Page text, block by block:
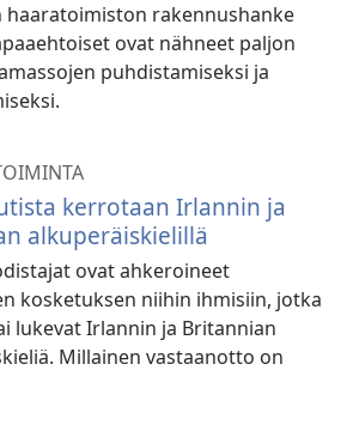
haaratoimiston rakennushanke
ovat nähneet paljon
puhdistamiseksi ja
kerrotaan Irlannin ja
alkuperäiskielillä
ovat ahkeroineet
kosketuksen niihin ihmisiin, jotka
lukevat Irlannin ja Britannian
Millainen vastaanotto on